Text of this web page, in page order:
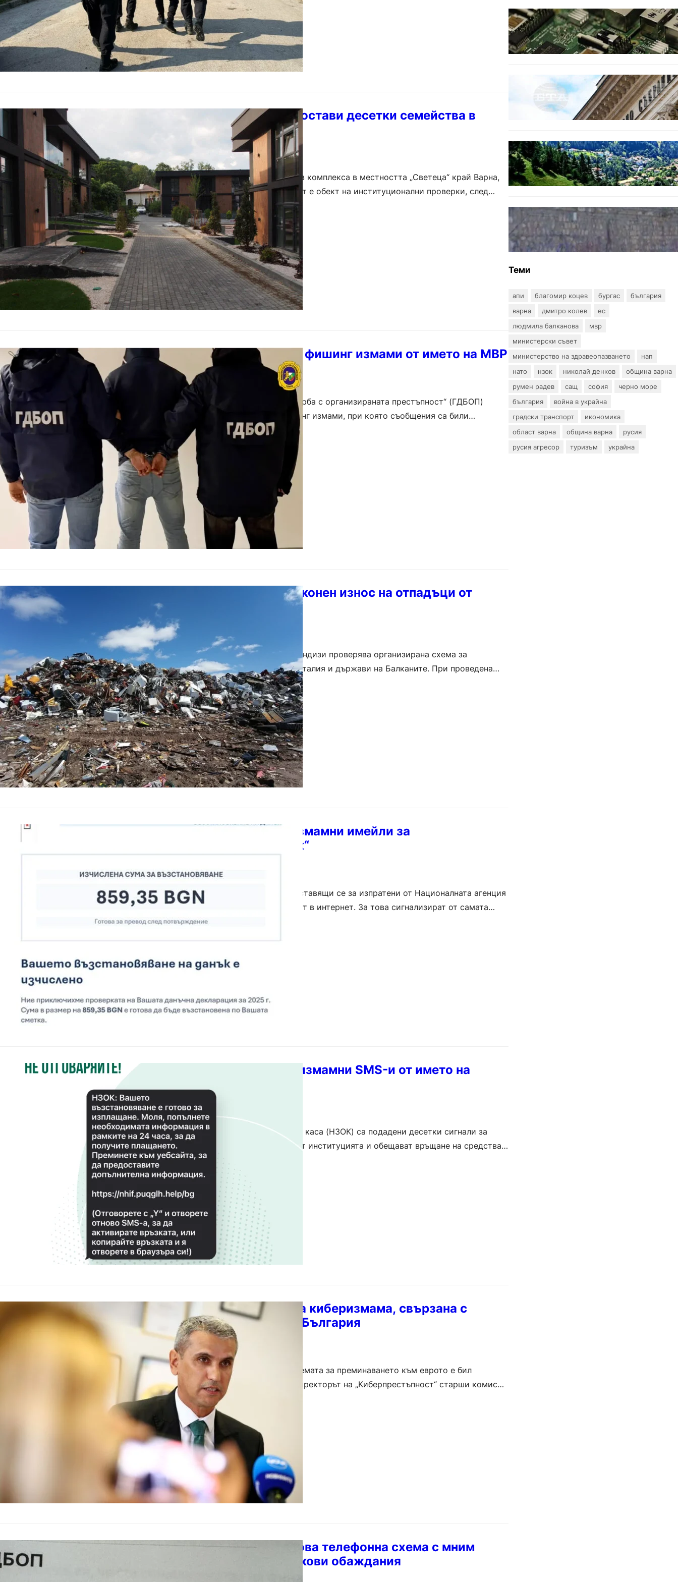
Имотен казус край Варна остави десетки семейства в
несигурност
България
Десетки семейства, закупили жилища в комплекса в местността „Светеца“ край Варна,
заявяват, че са били подведени. Случаят е обект на институционални проверки, след
като строителството в района беше определено като…
ГДБОП задържа двама за фишинг измами от името на МВР
09.05.2026
Киберексперти от Главна дирекция „Борба с организираната престъпност“ (ГДБОП)
проведоха акция срещу схема за фишинг измами, при която съобщения са били
изпращани от името на Министерство на вътрешните работи (МВР),…
Разследват схема за незаконен износ на отпадъци от
Италия към Балканите
България –23.02.2026
Прокуратурата в италианския град Бриндизи проверява организирана схема за
нелегален превоз на отпадъци между Италия и държави на Балканите. При проведена
операция са арестувани шестима души, а имущество за около…
НАП предупреждава за измамни имейли за
„възстановяване на данък“
България–17.02.2026
Фалшиви електронни съобщения, представящи се за изпратени от Националната агенция
за приходите (НАП), се разпространяват в интернет. За това сигнализират от самата
институция, като уточняват, че става дума за опит…
НЗОК предупреждава за измамни SMS-и от името на
България–18.09.2025
До Националната здравноосигурителна каса (НЗОК) са подадени десетки сигнали за
получени съобщения, които уж идват от институцията и обещават връщане на средства.
От Касата уточняват, че става дума за измамни…
ГДБОП разследва първата киберизмама, свързана с
въвеждането на еврото в България
–22.08.2025
Първи случай на киберизмама около темата за преминаването към еврото е бил
докладван в ГДБОП. За това съобщи директорът на „Киберпрестъпност“ старши комисар
Владимир Димитров. Измамниците са се свързали с…
МВР предупреждава за нова телефонна схема с мним
„комисар“ и фалшиви банкови обаждания
ИКОНОМИКА
Кои българи се осигуряват на
новия таван от 2300 евро.
БЕЗ КАТЕГОРИЯ
Дрон се взриви край Кардам:
България търси отговори за
произхода му.
БЪЛГАРИЯ
Полицията алармира за нова
схема с фалшиви лечители и
„вълшебни“ мехлеми
БЪЛГАРИЯ
Ограничават движението по
улица „Вълноломна“ във Варна
Теми
апи благомир коцев бургас
българия
варна
дмитро колев
ес
людмила балканова
мвр
министерски съвет
министерство на здравеопазването
нап
нато
нзок николай денков
община варна
румен радев
сащ софия
черно море
българия
война в украйна
градски транспорт
икономика
област варна
община варна
русия
русия агресор
туризъм украйна